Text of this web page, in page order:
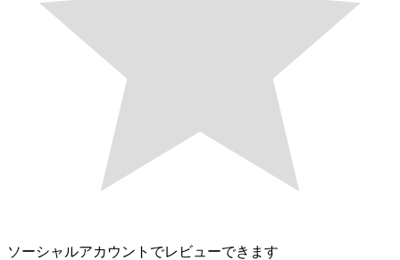
ソーシャルアカウントでレビューできます